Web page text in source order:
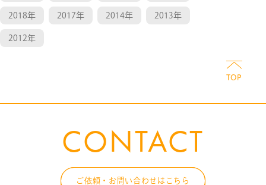
2018年 2017年 2014年 2013年
2012年
CONTACT
ご依頼・お問い合わせはこちら